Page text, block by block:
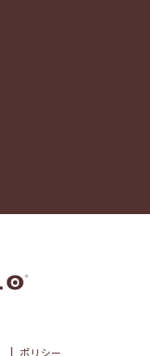
ポリシー